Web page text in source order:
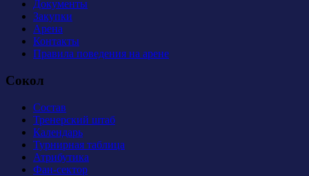
Документы
Закупки
Арена
Контакты
Правила поведения на арене
Сокол
Состав
Тренерский штаб
Календарь
Турнирная таблица
Атрибутика
Фан-сектор